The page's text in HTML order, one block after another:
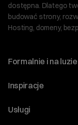
dostępna. Dlatego
budować strony,
Hosting, domeny,
Formalnie i na luzie
O nas
Program Korzyści
Inspiracje
Blog
Usługi